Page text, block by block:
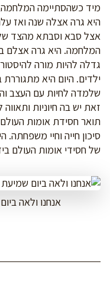
מיד כשהסתיימה
היא גרה אצלה שנה ואז
אצל סבא וסבתא מהצד
המלחמה. היא גרה אצלם
ילדים. היום היא
שלמדה לחיות עם העצב
זאת יש בה חיוניות
תואר חסידת אומות
סיכון חייה וחיי
של חסידי אומות העולם
אנחנו ולאה ביום